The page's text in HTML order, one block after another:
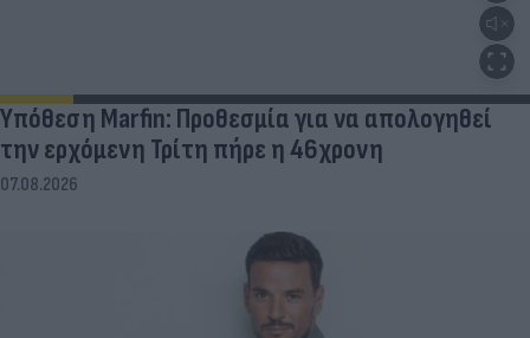
Υπόθεση Marfin: Προθεσμία για να απολογηθεί
την ερχόμενη Τρίτη πήρε η 46χρονη
07.08.2026